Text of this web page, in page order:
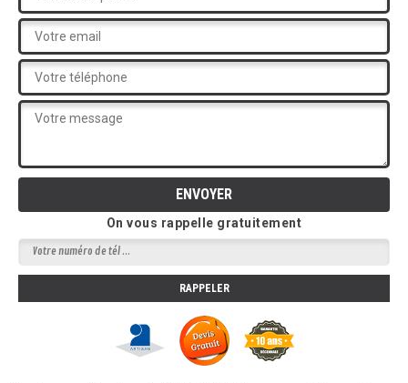
On vous rappelle gratuitement